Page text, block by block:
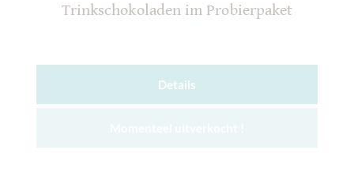
Trinkschokoladen im Probierpaket
Details